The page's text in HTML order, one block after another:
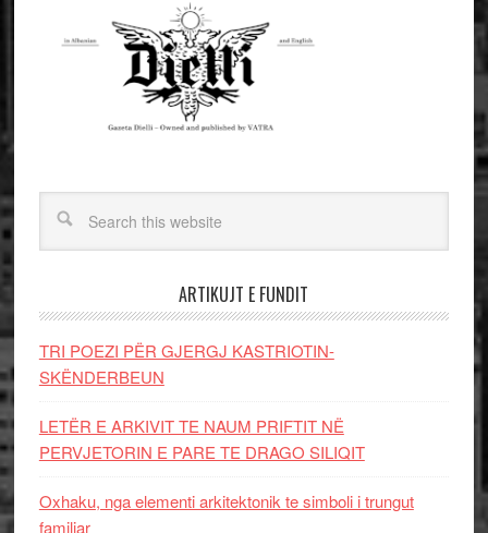
ARTIKUJT E FUNDIT
TRI POEZI PËR GJERGJ KASTRIOTIN-
SKËNDERBEUN
LETËR E ARKIVIT TE NAUM PRIFTIT NË
PERVJETORIN E PARE TE DRAGO SILIQIT
Oxhaku, nga elementi arkitektonik te simboli i trungut
familjar